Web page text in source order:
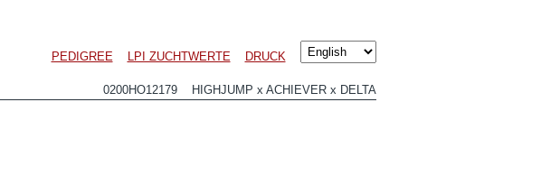
PEDIGREE LPI ZUCHTWERTE DRUCK
0200HO12179 HIGHJUMP x ACHIEVER x DELTA